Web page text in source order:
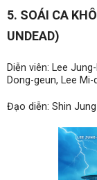
5. SOÁI CA
UNDEAD)
Diễn viên: Lee
Dong-geun, Lee Mi-
Đạo diễn: Shin